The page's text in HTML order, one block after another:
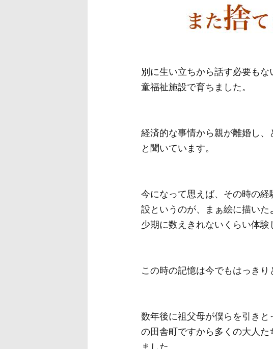
別に生い立ちから話す必要も
童福祉施設で育ちました。
経済的な事情から親が離婚し
と聞いています。
今になって思えば、その時の
設というのが、まぁ絵に描い
少期に数えきれないくらい体験
この時の記憶は今でもはっきり
数年後に祖父母が僕らを引き
の田舎町ですから多くの大人
ました。